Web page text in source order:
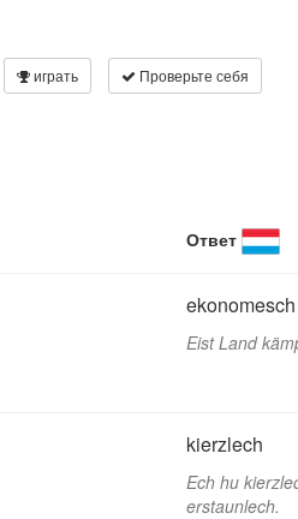
играть Проверьте себя
Ответ
ekonomesch
Eist Land
kierzlech
Ech hu
erstaunlech.